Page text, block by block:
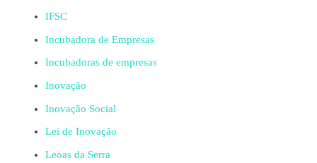
IFSC
Incubadora de Empresas
Incubadoras de empresas
Inovação
Inovação Social
Lei de Inovação
Leoas da Serra